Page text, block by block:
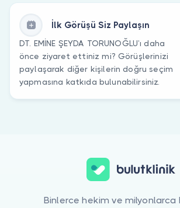
İlk Görüşü Siz Paylaşın
DT. EMİNE ŞEYDA TORUNOĞLU’ı daha
önce ziyaret ettiniz mi? Görüşlerinizi
paylaşarak diğer kişilerin doğru seçim
yapmasına katkıda bulunabilirsiniz.
Binlerce hekim ve milyonlarca